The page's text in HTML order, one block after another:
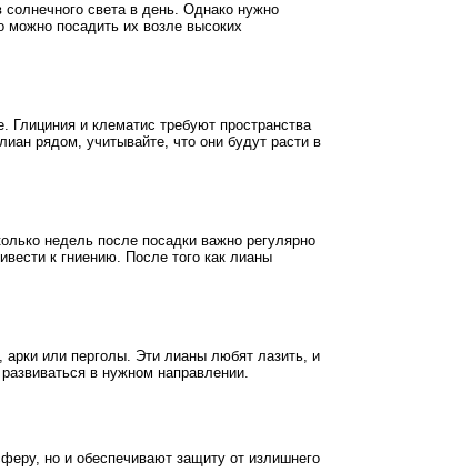
света в день. Однако нужно
можно посадить их возле высоких
и клематис требуют пространства
рядом, учитывайте, что они будут расти в
недель после посадки важно регулярно
к гниению. После того как лианы
арки или перголы. Эти лианы любят лазить, и
в нужном направлении.
но и обеспечивают защиту от излишнего